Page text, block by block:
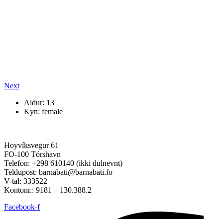
Next
Aldur: 13
Kyn: female
Hoyvíksvegur 61
FO-100 Tórshavn
Telefon: +298 610140 (ikki dulnevnt)
Teldupost: barnabati@barnabati.fo
V-tal: 333522
Kontonr.: 9181 – 130.388.2
Facebook-f